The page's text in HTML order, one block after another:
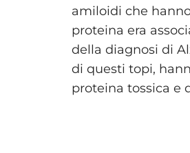
amiloidi che
proteina era
della diagnosi di
di questi topi,
proteina tossica e